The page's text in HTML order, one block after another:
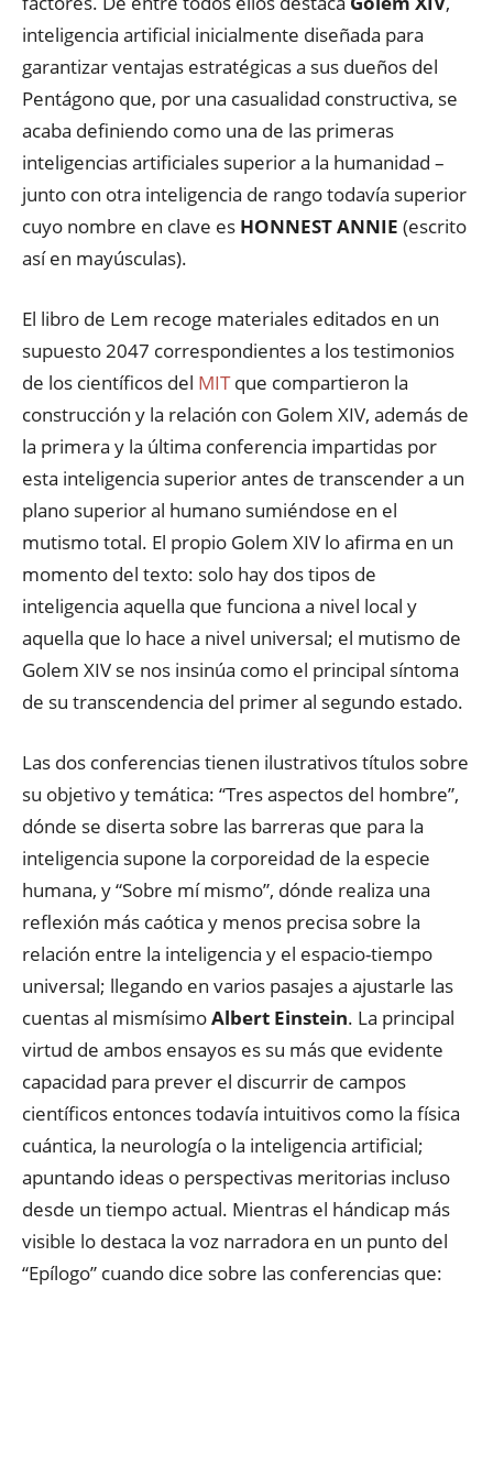
inteligencia artificial inicialmente diseñada para
garantizar ventajas estratégicas a sus dueños del
Pentágono que, por una casualidad constructiva, se
acaba definiendo como una de las primeras
inteligencias artificiales superior a la humanidad –
junto con otra inteligencia de rango todavía superior
cuyo nombre en clave es HONNEST ANNIE (escrito
así en mayúsculas).
El libro de Lem recoge materiales editados en un
supuesto 2047 correspondientes a los testimonios
de los científicos del MITque compartieron la
construcción y la relación con Golem XIV, además de
la primera y la última conferencia impartidas por
esta inteligencia superior antes de transcender a un
plano superior al humano sumiéndose en el
mutismo total. El propio Golem XIV lo afirma en un
momento del texto: solo hay dos tipos de
inteligencia aquella que funciona a nivel local y
aquella que lo hace a nivel universal; el mutismo de
Golem XIV se nos insinúa como el principal síntoma
de su transcendencia del primer al segundo estado.
Las dos conferencias tienen ilustrativos títulos sobre
su objetivo y temática: “Tres aspectos del hombre”,
dónde se diserta sobre las barreras que para la
inteligencia supone la corporeidad de la especie
humana, y “Sobre mí mismo”, dónde realiza una
reflexión más caótica y menos precisa sobre la
relación entre la inteligencia y el espacio-tiempo
universal; llegando en varios pasajes a ajustarle las
cuentas al mismísimoAlbert Einstein. La principal
virtud de ambos ensayos es su más que evidente
capacidad para prever el discurrir de campos
científicos entonces todavía intuitivos como la física
cuántica, la neurología o la inteligencia artificial;
apuntando ideas o perspectivas meritorias incluso
desde un tiempo actual. Mientras el hándicap más
visible lo destaca la voz narradora en un punto del
“Epílogo” cuando dice sobre las conferencias que: